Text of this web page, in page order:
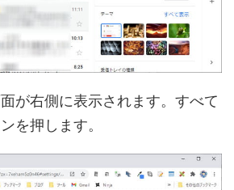
が右側に表示されます。すべて
を押します。